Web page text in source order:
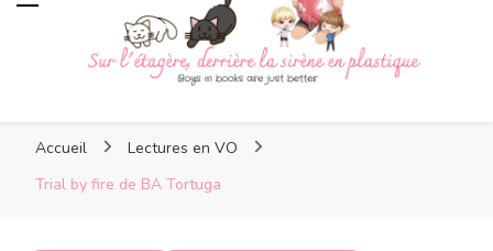
plastique
sirène en plastique
Accueil
Lectures en VO
Trial by fire de BA Tortuga